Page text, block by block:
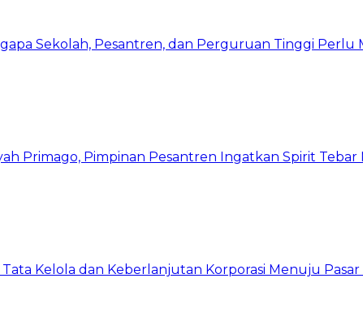
Sekolah, Pesantren, dan Perguruan Tinggi Perlu
Primago, Pimpinan Pesantren Ingatkan Spirit Tebar
Kelola dan Keberlanjutan Korporasi Menuju Pasar